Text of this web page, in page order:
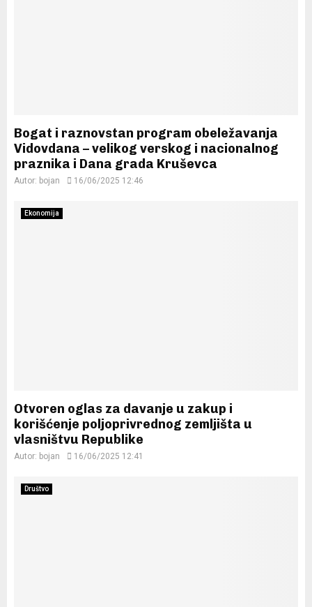
Bogat i raznovstan program obeležavanja
Vidovdana – velikog verskog i nacionalnog
praznika i Dana grada Kruševca
Autor: bojan 16/06/2025 12:46
Ekonomija
Otvoren oglas za davanje u zakup i
korišćenje poljoprivrednog zemljišta u
vlasništvu Republike
Autor: bojan 16/06/2025 12:41
Društvo